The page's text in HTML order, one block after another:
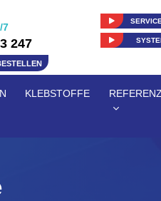
7
247
KLEBSTOFFE